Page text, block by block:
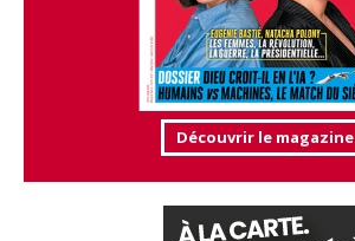
Découvrir le magazine